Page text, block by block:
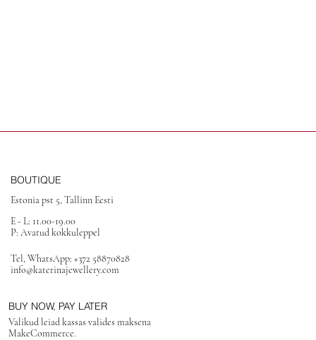
BOUTIQUE
Estonia pst 5, Tallinn Eesti
E - L: 11.00-19.00
P: Avatud kokkuleppel
Tel, WhatsApp: +372 58870828
info@katerinajewellery.com
BUY NOW, PAY LATER
Valikud leiad kassas valides maksena
MakeCommerce.